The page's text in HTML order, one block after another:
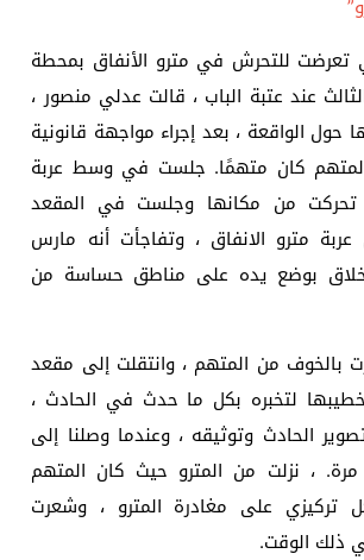
تعرضت للتحرش في مترو الأنفاق بمحطة
عند عتبة الباب ، قالت عدلي منصور ،
حول الواقعة ، بعد إجراء مواجهة قانونية
كان متهمًا. جلست في وسط عربة
تحركت من مكانها وجلست في المقعد
مترو الانفاق ، وتفاجأت أنه مارس
بوضع يده على مناطق حساسة من
بالخوف من المتهم ، وانتقلت إلى مقعد
لتخبره بكل ما حدث في الحادث ،
الحادث وتوثيقه ، وعندما وصلنا إلى
، نزلت من المترو حيث كان المتهم
على مغادرة المترو ، وشعرت
ذلك الوقت.